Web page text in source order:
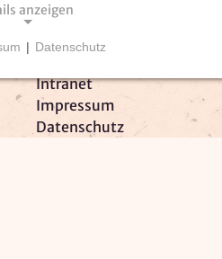
Intranet
Impressum
Datenschutz
anzeigen
sind für den Betrieb der
können nicht deaktiviert
technisch notwendige
| Datenschutz